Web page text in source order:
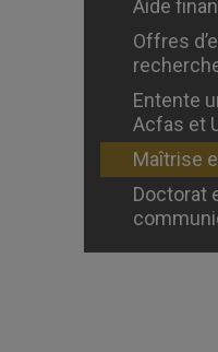
Aide
Offres
Entente
Acfas et
Maîtrise
Doctorat